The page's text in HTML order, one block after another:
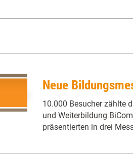
Neue
10.000 Besucher zählte
und Weiterbildung
präsentierten in drei